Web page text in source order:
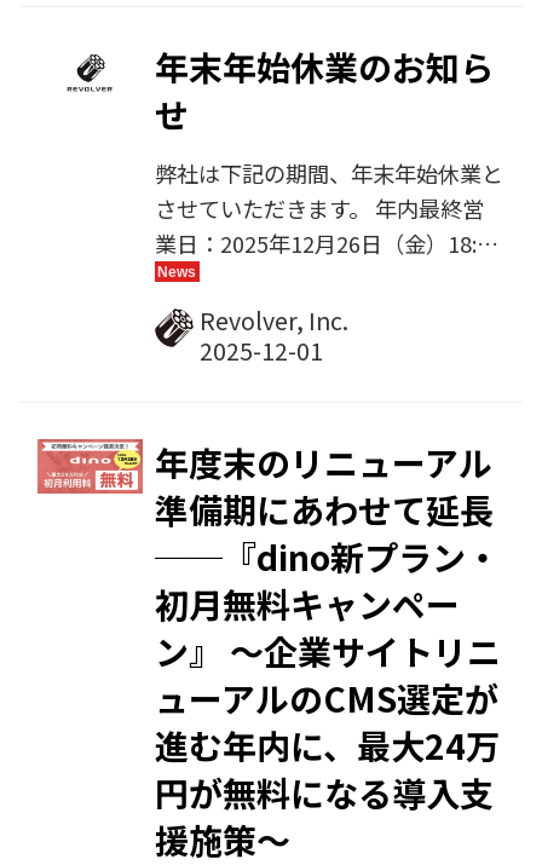
CMS「dino」についても提供価値
の整理を行い、事業としての位置づ
けをあらためて明確にしてまいりま
した。 本年は、その整理を踏ま
え、安定したサービス提供と品質の
維持・向上に引き続き取り組んでま
いります。 今後とも、リボルバーへ
の変わらぬご指導ご鞭撻を賜ります
よう、よろしくお願い申し上げま
年末年始休業のお知ら
せ
弊社は下記の期間、年末年始休業と
させていただきます。 年内最終営
業日：2025年12月26日（金）18:00
休業期間：2025年12月27日
（土）〜2026年1月4日（日） 営業
再開：2026年1月5日（月）9:00 休
Revolver, Inc.
年度末のリニューアル
準備期にあわせて延長
──『dino新プラン・
初月無料キャンペー
ン』 〜企業サイトリニ
ューアルのCMS選定が
進む年内に、最大24万
円が無料になる導入支
援施策〜